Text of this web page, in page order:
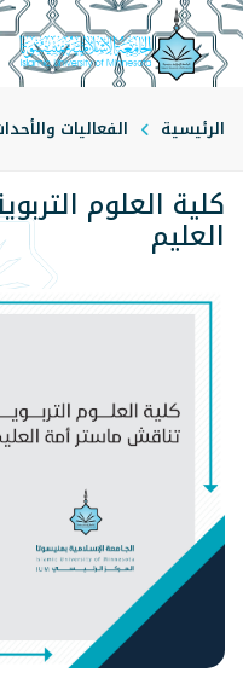
الرئيسية الفعاليات
كلية العلوم
العليم